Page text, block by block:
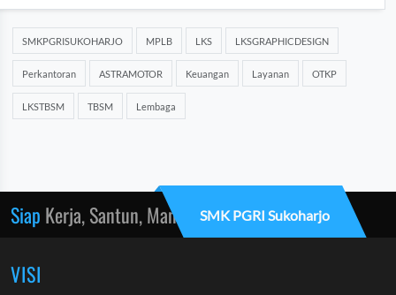
SMKPGRISUKOHARJO MPLB LKS LKSGRAPHICDESIGN
Perkantoran ASTRAMOTOR Keuangan Layanan OTKP
LKSTBSM TBSM Lembaga
Siap Kerja, Santun, MandiriSMK PGRI Sukoharjo
VISI